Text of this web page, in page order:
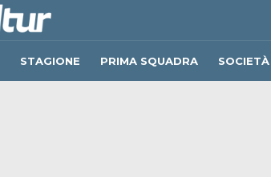
STAGIONE PRIMA SQUADRA SOCIETÀ